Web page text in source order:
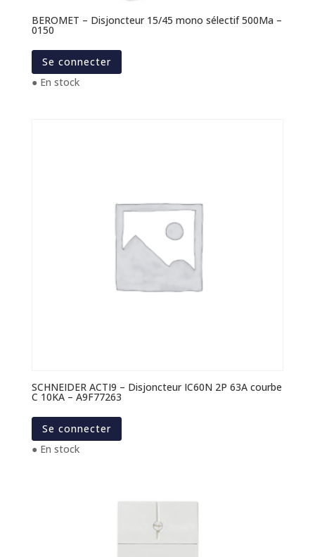
BEROMET – Disjoncteur 15/45 mono sélectif 500Ma –
0150
Se connecter
● En stock
SCHNEIDER ACTI9 – Disjoncteur IC60N 2P 63A courbe
C 10KA – A9F77263
Se connecter
● En stock